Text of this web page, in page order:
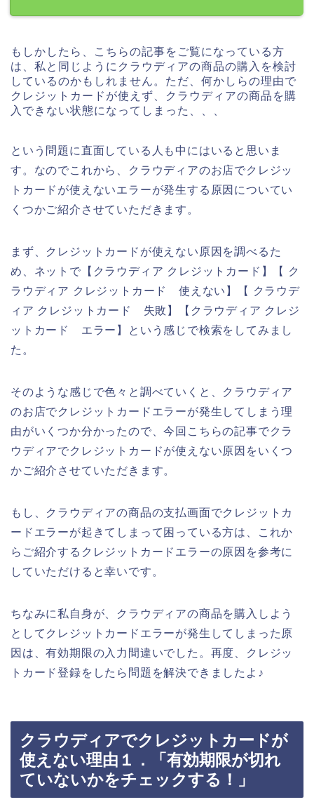
もしかしたら、こちらの記事をご覧になっている方
は、私と同じようにクラウディアの商品の購入を検討
しているのかもしれません。ただ、何かしらの理由で
クレジットカードが使えず、クラウディアの商品を購
入できない状態になってしまった、、、
という問題に直面している人も中にはいると思いま
す。なのでこれから、クラウディアのお店でクレジッ
トカードが使えないエラーが発生する原因についてい
くつかご紹介させていただきます。
まず、クレジットカードが使えない原因を調べるた
め、ネットで【クラウディア クレジットカード】【 ク
ラウディア クレジットカード 使えない】【 クラウデ
ィア クレジットカード 失敗】【クラウディア クレジ
ットカード エラー】という感じで検索をしてみまし
た。
そのような感じで色々と調べていくと、クラウディア
のお店でクレジットカードエラーが発生してしまう理
由がいくつか分かったので、今回こちらの記事でクラ
ウディアでクレジットカードが使えない原因をいくつ
かご紹介させていただきます。
もし、クラウディアの商品の支払画面でクレジットカ
ードエラーが起きてしまって困っている方は、これか
らご紹介するクレジットカードエラーの原因を参考に
していただけると幸いです。
ちなみに私自身が、クラウディアの商品を購入しよう
としてクレジットカードエラーが発生してしまった原
因は、有効期限の入力間違いでした。再度、クレジッ
トカード登録をしたら問題を解決できましたよ♪
クラウディアでクレジットカードが
使えない理由１．「有効期限が切れ
ていないかをチェックする！」